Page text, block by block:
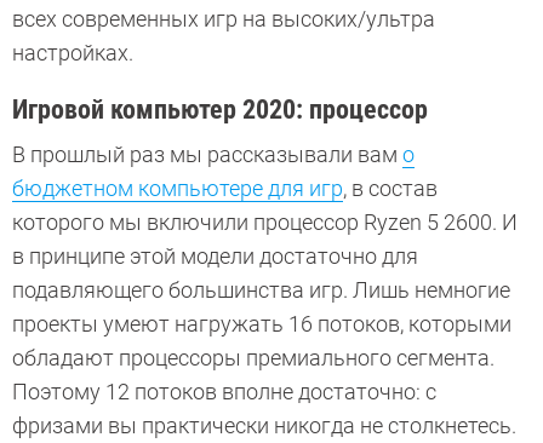
всех современных игр на высоких/ультра
настройках.
Игровой компьютер 2020: процессор
В прошлый раз мы рассказывали вам о
бюджетном компьютере для игр, в состав
которого мы включили процессор Ryzen 5 2600. И
в принципе этой модели достаточно для
подавляющего большинства игр. Лишь немногие
проекты умеют нагружать 16 потоков, которыми
обладают процессоры премиального сегмента.
Поэтому 12 потоков вполне достаточно: с
фризами вы практически никогда не столкнетесь.